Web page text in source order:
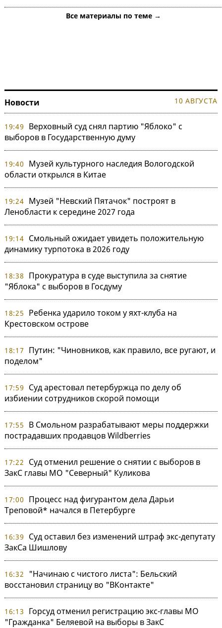
Все материалы по теме →
Новости 10 АВГУСТА
19:49
Верховный суд снял партию "Яблоко" с
выборов в Государственную думу
19:40
Музей культурного наследия Вологодской
области открылся в Китае
19:24 Музей "Невский Пятачок" построят в
Ленобласти к середине 2027 года
19:14 Смольный ожидает увидеть положительную
динамику турпотока в 2026 году
18:38
Прокуратура в суде выступила за снятие
"Яблока" с выборов в Госдуму
18:25
Ребенка ударило током у яхт-клуба на
Крестовском острове
18:17
Путин: "Чиновников, как правило, все ругают, и
поделом"
17:59
Суд арестовал петербуржца по делу об
избиении сотрудников скорой помощи
17:55
В Смольном разрабатывают меры поддержки
пострадавших продавцов Wildberries
17:22
Суд отменил решение о снятии с выборов в
ЗакС главы МО "Северный" Куликова
17:00
Процесс над фигурантом дела Дарьи
Треповой* начался в Петербурге
16:39
Суд оставил без изменений штраф экс-депутату
ЗакСа Шишлову
16:32
"Начинаю с чистого листа": Бельский
восстановил страницу во "ВКонтакте"
16:13
Горсуд отменил регистрацию экс-главы МО
"Гражданка" Беляевой на выборы в ЗакС